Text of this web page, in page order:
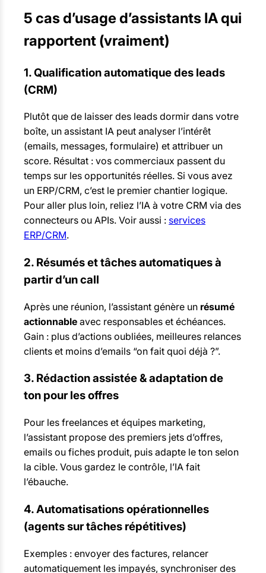
5 cas d’usage d’assistants IA qui
rapportent (vraiment)
1. Qualification automatique des leads
(CRM)
Plutôt que de laisser des leads dormir dans votre
boîte, un assistant IA peut analyser l’intérêt
(emails, messages, formulaire) et attribuer un
score. Résultat : vos commerciaux passent du
temps sur les opportunités réelles. Si vous avez
un ERP/CRM, c’est le premier chantier logique.
Pour aller plus loin, reliez l’IA à votre CRM via des
connecteurs ou APIs. Voir aussi : services
ERP/CRM.
2. Résumés et tâches automatiques à
partir d’un call
Après une réunion, l’assistant génère un résumé
actionnable avec responsables et échéances.
Gain : plus d’actions oubliées, meilleures relances
clients et moins d’emails “on fait quoi déjà ?”.
3. Rédaction assistée & adaptation de
ton pour les offres
Pour les freelances et équipes marketing,
l’assistant propose des premiers jets d’offres,
emails ou fiches produit, puis adapte le ton selon
la cible. Vous gardez le contrôle, l’IA fait
l’ébauche.
4. Automatisations opérationnelles
(agents sur tâches répétitives)
Exemples : envoyer des factures, relancer
automatiquement les impayés, synchroniser des